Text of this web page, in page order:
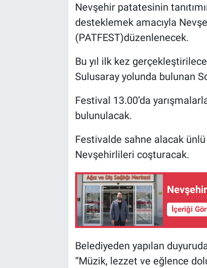
Nevşehir patatesinin
desteklemek amacıyla
(PATFEST)düzenlenecek.
Bu yıl ilk kez
Sulusaray yolunda bulunan
Festival 13.00’da
bulunulacak.
Festivalde sahne alacak ünlü
Nevşehirlileri coşturacak.
İçeriği
Belediyeden yapılan
“Müzik, lezzet ve eğlence